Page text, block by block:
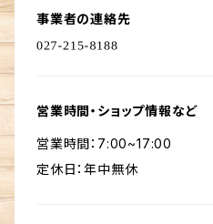
事業者の連絡先
営業時間・ショップ情報など
営業時間：7:00~17:00
定休日：年中無休